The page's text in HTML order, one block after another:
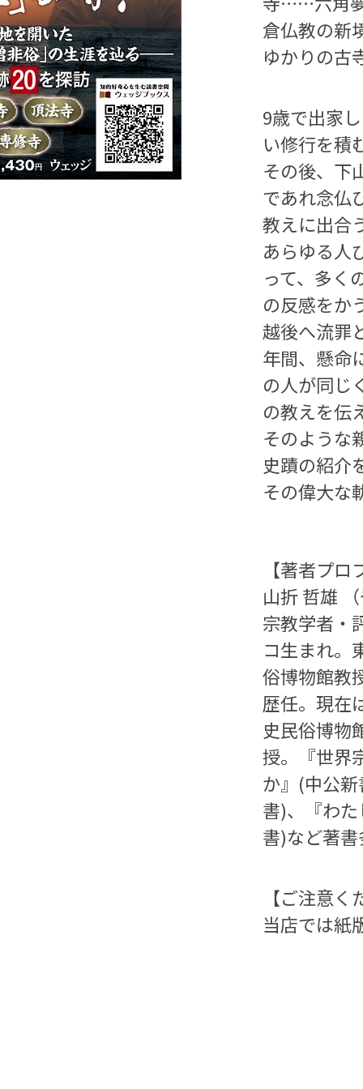
倉仏教の新
ゆかりの古
9歳で出家
い修行を積
その後、下
であれ念仏
教えに出合
あらゆる人
って、多く
の反感をか
越後へ流罪
年間、懸命
の人が同じ
の教えを伝
そのような
史蹟の紹介
その偉大な
【著者プ
山折 哲雄
宗教学者・
コ生まれ。
俗博物館教
歴任。現在
史民俗博物
授。『世界
か』(中公
書)、『わ
書)など著
【ご注意く
当店では紙